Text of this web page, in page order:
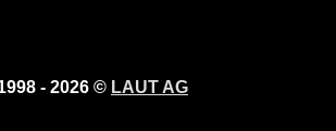
- 2026 © LAUT AG